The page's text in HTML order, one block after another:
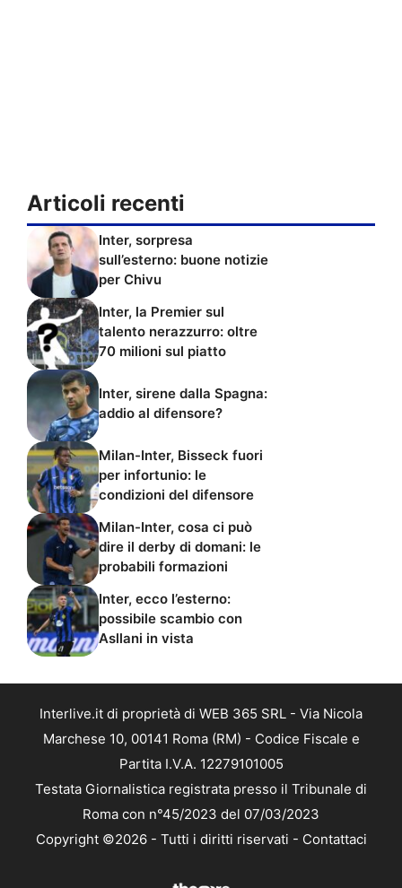
Articoli recenti
Inter, sorpresa
sull’esterno: buone notizie
per Chivu
Inter, la Premier sul
talento nerazzurro: oltre
70 milioni sul piatto
Inter, sirene dalla Spagna:
addio al difensore?
Milan-Inter, Bisseck fuori
per infortunio: le
condizioni del difensore
Milan-Inter, cosa ci può
dire il derby di domani: le
probabili formazioni
Inter, ecco l’esterno:
possibile scambio con
Asllani in vista
Interlive.it di proprietà di WEB 365 SRL - Via Nicola
Marchese 10, 00141 Roma (RM) - Codice Fiscale e
Partita I.V.A. 12279101005
Testata Giornalistica registrata presso il Tribunale di
Roma con n°45/2023 del 07/03/2023
Copyright ©2026 - Tutti i diritti riservati - Contattaci